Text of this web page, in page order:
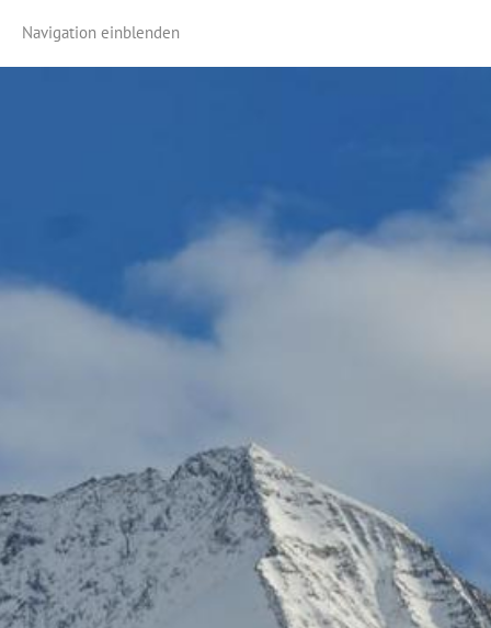
Navigation einblenden